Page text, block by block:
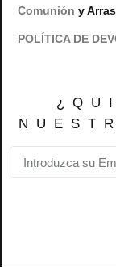
Comunión y Arras
POLÍTICA DE